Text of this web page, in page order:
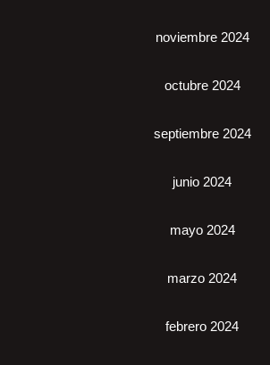
noviembre 2024
octubre 2024
septiembre 2024
junio 2024
mayo 2024
marzo 2024
febrero 2024